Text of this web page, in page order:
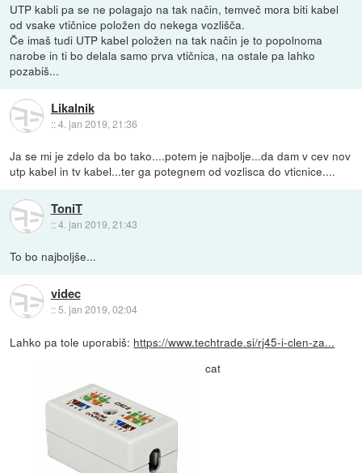
UTP kabli pa se ne polagajo na tak način, temveč mora biti kabel
od vsake vtičnice položen do nekega vozlišča.
Če imaš tudi UTP kabel položen na tak način je to popolnoma
narobe in ti bo delala samo prva vtičnica, na ostale pa lahko
pozabiš...
Likalnik
::4. jan 2019, 21:36
Ja se mi je zdelo da bo tako....potem je najbolje...da dam v cev nov
utp kabel in tv kabel...ter ga potegnem od vozlisca do vticnice....
ToniT
::4. jan 2019, 21:43
To bo najboljše...
videc
::5. jan 2019, 02:04
Lahko pa tole uporabiš: https://www.techtrade.si/rj45-i-clen-za...
cat